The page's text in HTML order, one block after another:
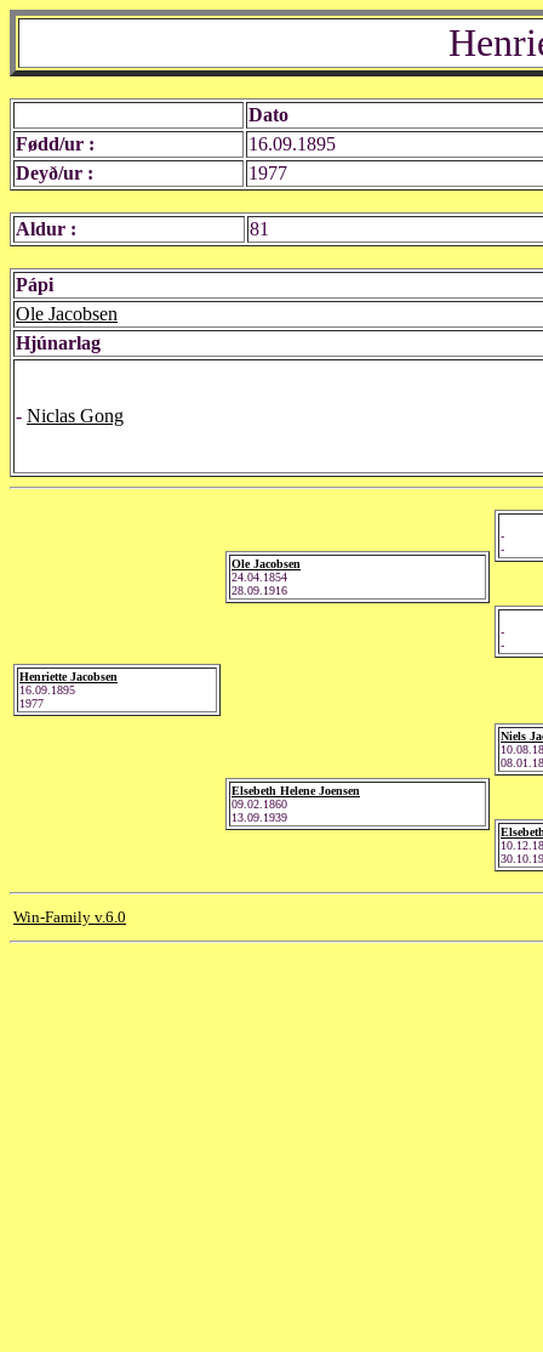
Dato
Fødd/ur :
16.09.1895
Deyð/ur :
1977
Aldur : 81
Pápi
Ole Jacobsen
Hjúnarlag
- Niclas Gong
Henriette Jacobsen
16.09.1895
1977
Ole Jacobsen
24.04.1854
28.09.1916
Elsebeth Helene Joensen
09.02.1860
13.09.1939
-
-
-
-
Niels
Win-Family v.6.0